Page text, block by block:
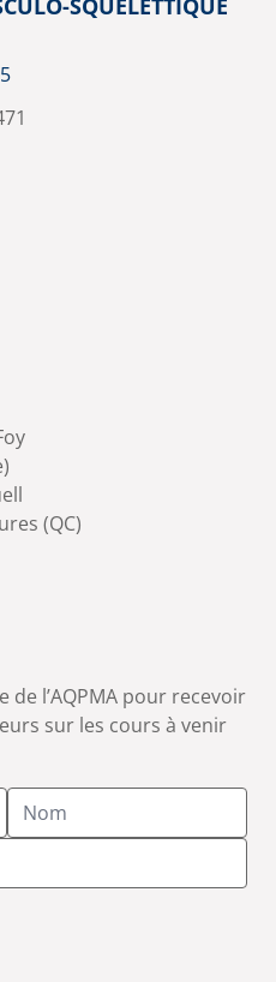
SQUELETTIQUE
(QC)
de l’AQPMA pour recevoir
sur les cours à venir